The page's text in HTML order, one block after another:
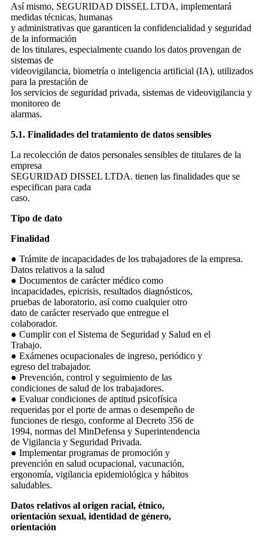
Así mismo, SEGURIDAD DISSEL LTDA, implementará
medidas técnicas, humanas
y administrativas que garanticen la confidencialidad y seguridad
de la información
de los titulares, especialmente cuando los datos provengan de
sistemas de
videovigilancia, biometría o inteligencia artificial (IA), utilizados
para la prestación de
los servicios de seguridad privada, sistemas de videovigilancia y
monitoreo de
alarmas.
5.1. Finalidades del tratamiento de datos sensibles
La recolección de datos personales sensibles de titulares de la
empresa
SEGURIDAD DISSEL LTDA. tienen las finalidades que se
especifican para cada
caso.
Tipo de dato
Finalidad
● Trámite de incapacidades de los trabajadores de la empresa.
Datos relativos a la salud
● Documentos de carácter médico como
incapacidades, epicrisis, resultados diagnósticos,
pruebas de laboratorio, así como cualquier otro
dato de carácter reservado que entregue el
colaborador.
● Cumplir con el Sistema de Seguridad y Salud en el
Trabajo.
● Exámenes ocupacionales de ingreso, periódico y
egreso del trabajador.
● Prevención, control y seguimiento de las
condiciones de salud de los trabajadores.
● Evaluar condiciones de aptitud psicofísica
requeridas por el porte de armas o desempeño de
funciones de riesgo, conforme al Decreto 356 de
1994, normas del MinDefensa y Superintendencia
de Vigilancia y Seguridad Privada.
● Implementar programas de promoción y
prevención en salud ocupacional, vacunación,
ergonomía, vigilancia epidemiológica y hábitos
saludables.
Datos relativos al origen racial, étnico,
orientación sexual, identidad de género,
orientación